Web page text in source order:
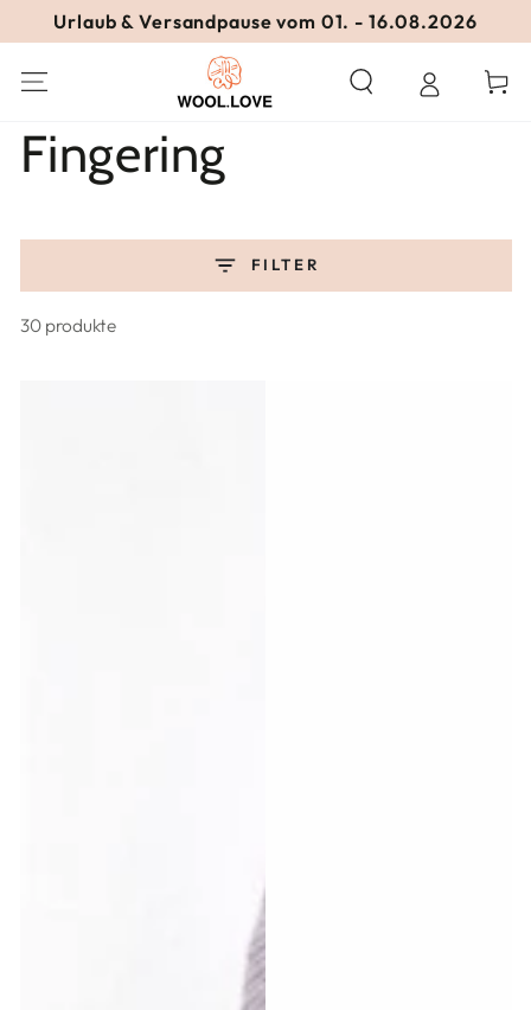
ZUM INHALT
SPRINGEN
Urlaub & Versandpause vom 01. - 16.08.2026
Kollektion:
Fingering
FILTER
30 produkte